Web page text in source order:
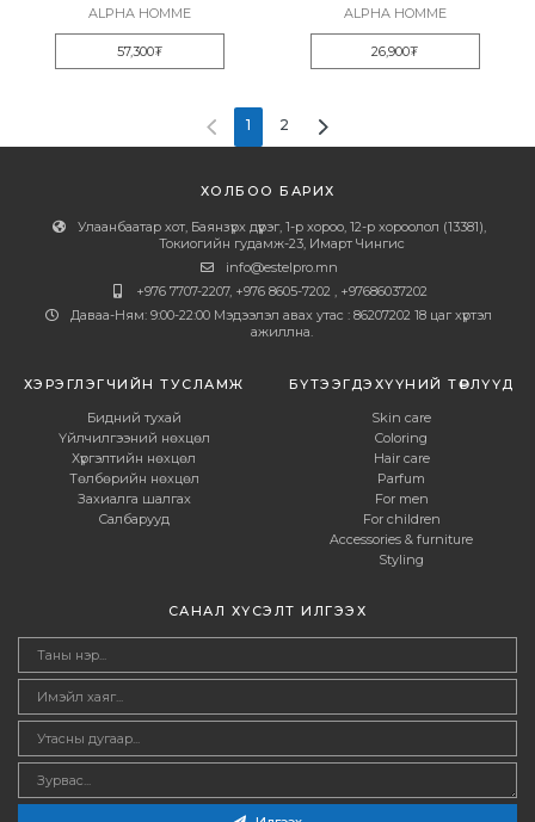
ALPHA HOMME
57,300₮
ALPHA HOMME
26,900₮
1 2
ХОЛБОО БАРИХ
Улаанбаатар хот, Баянзүрх дүүрэг, 1-р хороо, 12-р хороолол (13381),
Токиогийн гудамж-23, Имарт Чингис
info@estelpro.mn
+976 7707-2207, +976 8605-7202 , +97686037202
Даваа-Ням: 9:00-22:00 Мэдээлэл авах утас : 86207202 18 цаг хүртэл
ажиллна.
ХЭРЭГЛЭГЧИЙН ТУСЛАМЖ
Бидний тухай
Үйлчилгээний нөхцөл
Хүргэлтийн нөхцөл
Төлбөрийн нөхцөл
Захиалга шалгах
Салбарууд
БҮТЭЭГДЭХҮҮНИЙ ТӨРЛҮҮД
Skin care
Coloring
Hair care
Parfum
For men
For children
Accessories & furniture
Styling
САНАЛ ХҮСЭЛТ ИЛГЭЭХ